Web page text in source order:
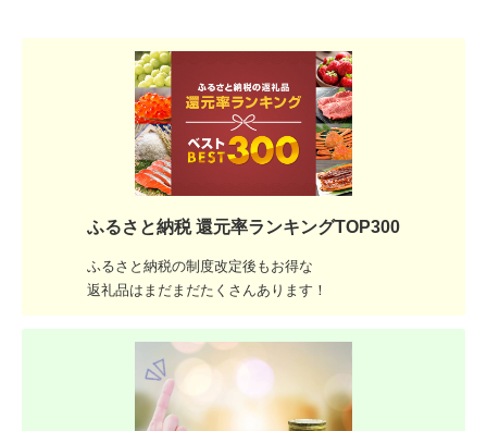
ふるさと納税 還元率ランキングTOP300
ふるさと納税の制度改定後もお得な
返礼品はまだまだたくさんあります！